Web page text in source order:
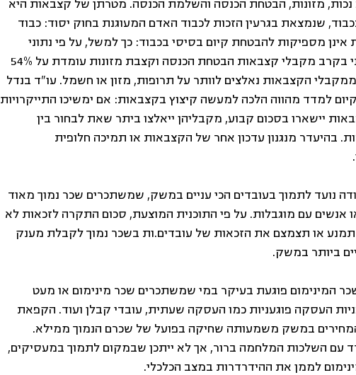
נכות, מזונות, הבטחת הכנסה והשלמת הכנסה. מטרתן של קצבאות היא
שנמצאת בגרעין הזכות לכבוד האדם המעוגנת בחוק יסוד: כבוד
מספיקות להבטחת קיום בסיסי בכבוד: כך למשל, על פי נתוני
ממקבלי הקצבאות נאלצים לוותר על תרופות, מזון או חשמל. עו"ד בנדל
למדד מהווה הלכה למעשה קיצוץ בקצבאות: אם ימשיכו התייקרויות
יישארו בסכום קבוע, מקבליהן ייאלצו ביתר שאת לבחור בין
בהיעדר מנגנון עדכון אחר של הקצבאות או תמיכה חלופית
נועד לתמוך בעובדים הכי עניים במשק, שמשתכרים שכר נמוך מאוד
בני 55 ומעלה או אנשים עם מוגבלות. על פי התוכנית המוצעת, סכום התקרה לזכאות לא
תמנע או תצמצם את הזכאות של עובדים.ות בשכר נמוך לקבלת מענק
ביותר במשק.
המינימום פוגעת בעיקר במי שמשתכרים שכר מינימום או מעט
העסקה פוגעניות כמו העסקה שעתית, עובדי קבלן ועוד. הקפאת
המחירים במשק משמעותה שחיקה בפועל של שכרם הנמוך ממילא.
עם השלכות המלחמה ברור, אך לא ייתכן שבמקום לתמוך במעסיקים,
לממן את ההידרדרות במצב הכלכלי.